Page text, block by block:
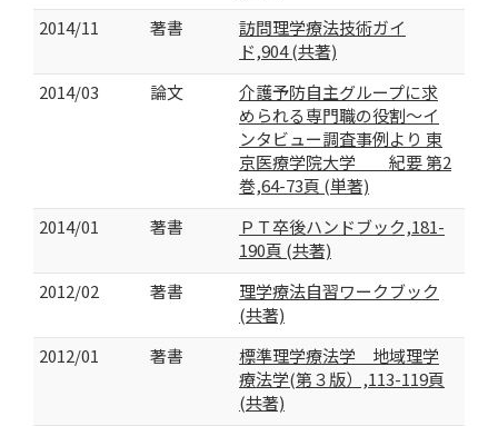
2014/11
著書
訪問理学療法技術ガイ
ド,904 (共著)
2014/03
論文
介護予防自主グループに求
められる専門職の役割～イ
ンタビュー調査事例より 東
京医療学院大学 紀要 第2
巻,64-73頁 (単著)
2014/01
著書
ＰＴ卒後ハンドブック,181-
190頁 (共著)
2012/02
著書
理学療法自習ワークブック
(共著)
2012/01
著書
標準理学療法学 地域理学
療法学(第３版）,113-119頁
(共著)